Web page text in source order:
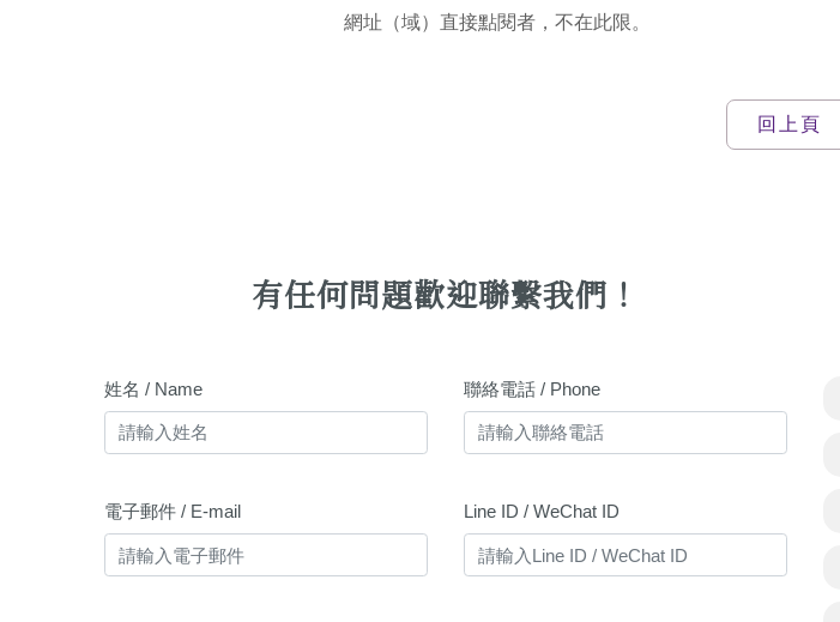
網址（域）直接點閱者，不在此限。
回上頁
有任何問題歡迎聯繫我們！
姓名 / Name 聯絡電話 / Phone
電子郵件 / E-mail Line ID / WeChat ID